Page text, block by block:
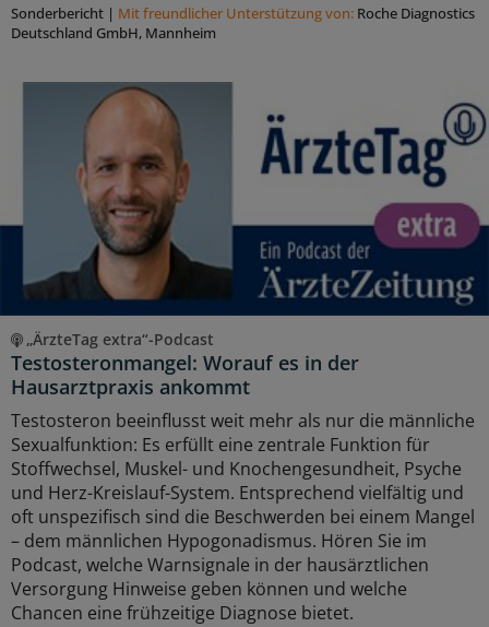
Sonderbericht | Mit freundlicher Unterstützung von: Roche Diagnostics
Deutschland GmbH, Mannheim
„ÄrzteTag extra“-Podcast
Testosteronmangel: Worauf es in der
Hausarztpraxis ankommt
Testosteron beeinflusst weit mehr als nur die männliche
Sexualfunktion: Es erfüllt eine zentrale Funktion für
Stoffwechsel, Muskel- und Knochengesundheit, Psyche
und Herz-Kreislauf-System. Entsprechend vielfältig und
oft unspezifisch sind die Beschwerden bei einem Mangel
– dem männlichen Hypogonadismus. Hören Sie im
Podcast, welche Warnsignale in der hausärztlichen
Versorgung Hinweise geben können und welche
Chancen eine frühzeitige Diagnose bietet.